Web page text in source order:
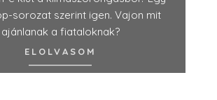
sorozat szerint igen. Vajon mit
ajánlanak a fiataloknak?
ELOLVASOM